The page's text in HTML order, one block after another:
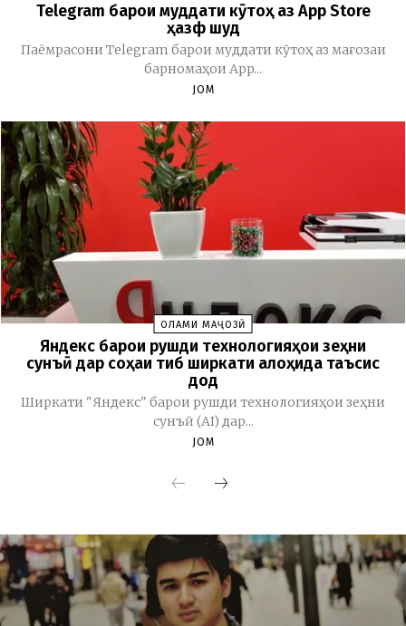
Telegram барои муддати кӯтоҳ аз App Store
ҳазф шуд
Паёмрасони Telegram барои муддати кӯтоҳ аз мағозаи
барномаҳои App...
JOM
ОЛАМИ МАҶОЗӢ
Яндекс барои рушди технологияҳои зеҳни
сунъӣ дар соҳаи тиб ширкати алоҳида таъсис
дод
Ширкати "Яндекс" барои рушди технологияҳои зеҳни
сунъӣ (AI) дар...
JOM